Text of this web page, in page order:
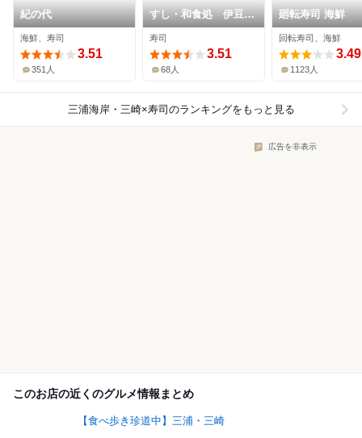
紀の代
海鮮、寿司
3.51
351人
すし・和食処 伊豆島
三浦海岸店
寿司
3.51
68人
廻転寿司 海鮮
回転寿司、海鮮
3.49
1123人
三浦海岸・三崎×寿司 のランキングをもっと見る
広告を非表示
このお店の近くのグルメ情報まとめ
【食べ歩き珍道中】三浦・三崎